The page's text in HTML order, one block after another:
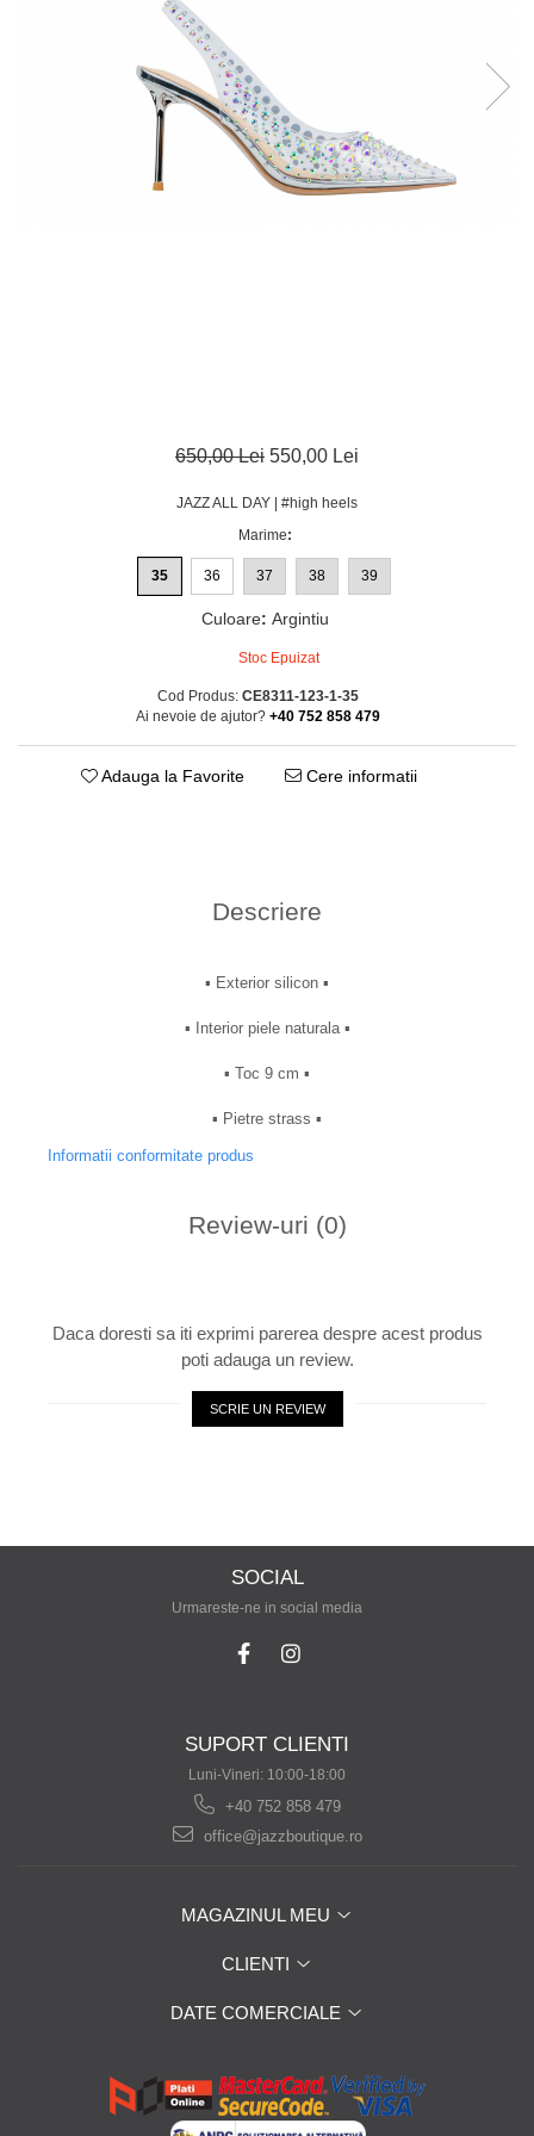
650,00 Lei 550,00 Lei
JAZZ ALL DAY | #high heels
Marime:
35 36 37 38 39
Culoare: Argintiu
Stoc Epuizat
Cod Produs: CE8311-123-1-35
Ai nevoie de ajutor? +40 752 858 479
Adauga la Favorite Cere informatii
Descriere
▪︎ Exterior silicon ▪︎
▪︎ Interior piele naturala ▪︎
▪︎ Toc 9 cm ▪︎
▪︎ Pietre strass ▪︎
Informatii conformitate produs
Review-uri (0)
Daca doresti sa iti exprimi parerea despre acest produs
poti adauga un review.
SCRIE UN REVIEW
SOCIAL
Urmareste-ne in social media
SUPORT CLIENTI
Luni-Vineri: 10:00-18:00
+40 752 858 479
office@jazzboutique.ro
MAGAZINUL MEU
CLIENTI
DATE COMERCIALE